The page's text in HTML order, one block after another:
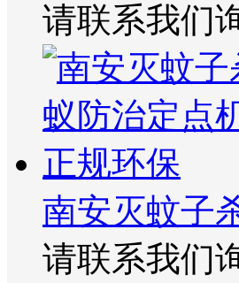
请联系我们
南安灭蚊子
请联系我们